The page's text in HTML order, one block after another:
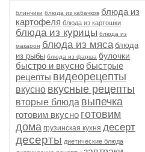
блинчики блюда из кабачков блюда из
картофеля блюда из картошки
блюда из курицы блюда из
макарон блюда из мяса блюда
из рыбы блюда из фарша булочки
быстро и вкусно быстрые
рецепты видеорецепты
вкусно вкусные рецепты
вторые блюда выпечка
готовим вкусно готовим
дома грузинская кухня десерт
десерты диетические блюда